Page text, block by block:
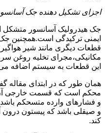
اجزای تشکیل دهنده جک
جک هیدرولیک آسانسور متشکل
ایمنی ترکیدگی است.همچنین
قطعات دیگری مانند شیر
مکانیکی،مجرای تخلیه روغن
این قطعات به سیستم اضافه
همان طور که در ابتدای مقاله
محکم است که قسمت خارجی آن
و فشارهای وارده متسحکم
و صیقلی باشد که پیستون
کند.